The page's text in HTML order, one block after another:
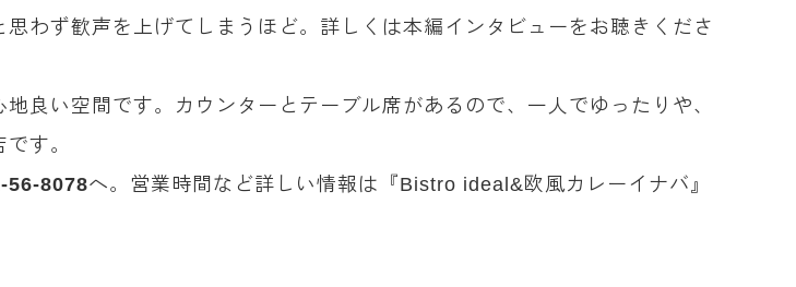
わず歓声を上げてしまうほど。詳しくは本編インタビューをお聴きくださ
良い空間です。カウンターとテーブル席があるので、一人でゆったりや、
す。
56-8078へ。営業時間など詳しい情報は『Bistro ideal&欧風カレーイナバ』